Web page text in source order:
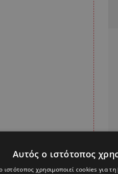
Αυτός ο ιστότοπος
ιστότοπος χρησιμοποιεί cookies για